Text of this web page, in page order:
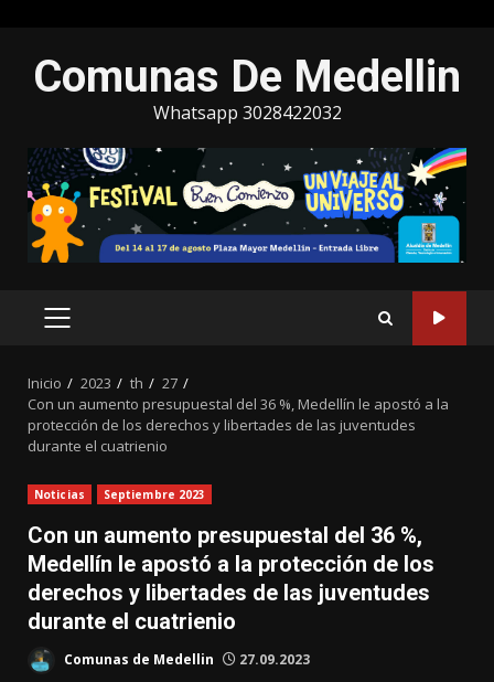
contenido
Comunas De Medellin
Whatsapp 3028422032
MENÚ
Inicio 2023 th
27
Con un aumento presupuestal del 36 %, Medellín le apostó a la
protección de los derechos y libertades de las juventudes
durante el cuatrienio
Noticias Septiembre 2023
Con un aumento presupuestal del 36 %,
Medellín le apostó a la protección de los
derechos y libertades de las juventudes
durante el cuatrienio
Comunas de Medellin 27.09.2023